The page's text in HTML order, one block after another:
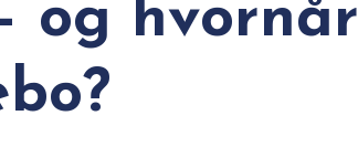
og hvornår